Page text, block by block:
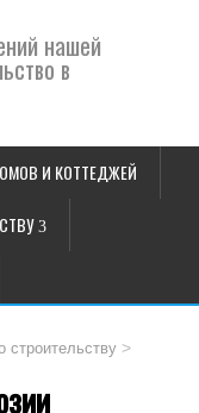
нашей
в
И КОТТЕДЖЕЙ
строительству >